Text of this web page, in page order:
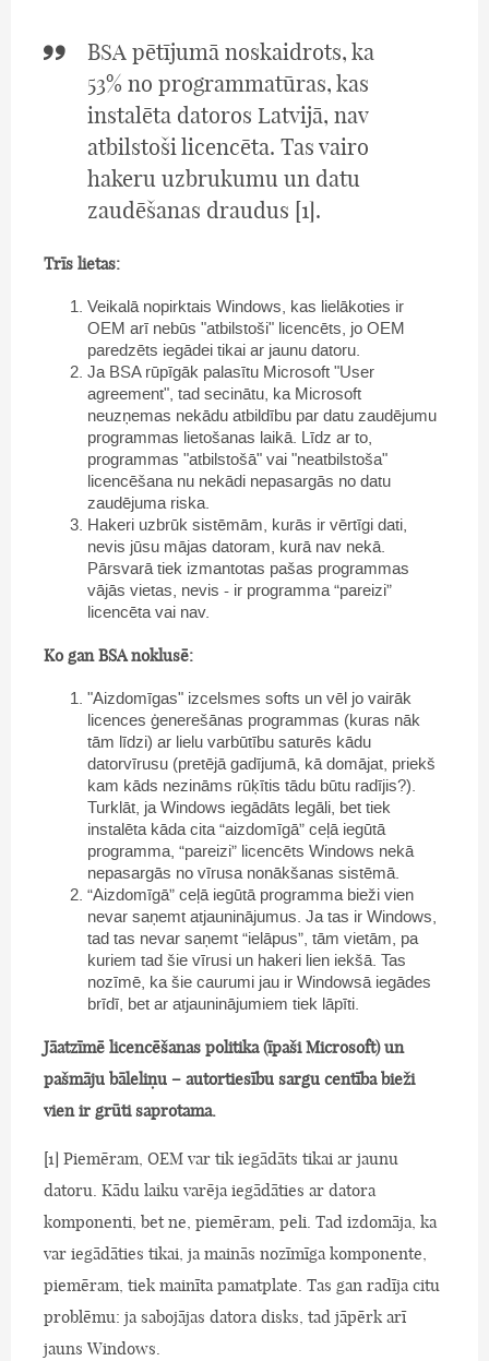
BSA pētījumā noskaidrots, ka
53% no programmatūras, kas
instalēta datoros Latvijā, nav
atbilstoši licencēta. Tas vairo
hakeru uzbrukumu un datu
zaudēšanas draudus [1].
Trīs lietas:
Veikalā nopirktais Windows, kas lielākoties ir
OEM arī nebūs "atbilstoši" licencēts, jo OEM
paredzēts iegādei tikai ar jaunu datoru.
Ja BSA rūpīgāk palasītu Microsoft "User
agreement", tad secinātu, ka Microsoft
neuzņemas nekādu atbildību par datu zaudējumu
programmas lietošanas laikā. Līdz ar to,
programmas "atbilstošā" vai "neatbilstoša"
licencēšana nu nekādi nepasargās no datu
zaudējuma riska.
Hakeri uzbrūk sistēmām, kurās ir vērtīgi dati,
nevis jūsu mājas datoram, kurā nav nekā.
Pārsvarā tiek izmantotas pašas programmas
vājās vietas, nevis - ir programma “pareizi”
licencēta vai nav.
Ko gan BSA noklusē:
"Aizdomīgas" izcelsmes softs un vēl jo vairāk
licences ģenerešānas programmas (kuras nāk
tām līdzi) ar lielu varbūtību saturēs kādu
datorvīrusu (pretējā gadījumā, kā domājat, priekš
kam kāds nezināms rūķītis tādu būtu radījis?).
Turklāt, ja Windows iegādāts legāli, bet tiek
instalēta kāda cita “aizdomīgā” ceļā iegūtā
programma, “pareizi” licencēts Windows nekā
nepasargās no vīrusa nonākšanas sistēmā.
“Aizdomīgā” ceļā iegūtā programma bieži vien
nevar saņemt atjauninājumus. Ja tas ir Windows,
tad tas nevar saņemt “ielāpus”, tām vietām, pa
kuriem tad šie vīrusi un hakeri lien iekšā. Tas
nozīmē, ka šie caurumi jau ir Windowsā iegādes
brīdī, bet ar atjauninājumiem tiek lāpīti.
Jāatzīmē licencēšanas politika (īpaši Microsoft) un
pašmāju bāleliņu – autortiesību sargu centība bieži
vien ir grūti saprotama.
[1] Piemēram, OEM var tik iegādāts tikai ar jaunu
datoru. Kādu laiku varēja iegādāties ar datora
komponenti, bet ne, piemēram, peli. Tad izdomāja, ka
var iegādāties tikai, ja mainās nozīmīga komponente,
piemēram, tiek mainīta pamatplate. Tas gan radīja citu
problēmu: ja sabojājas datora disks, tad jāpērk arī
jauns Windows.